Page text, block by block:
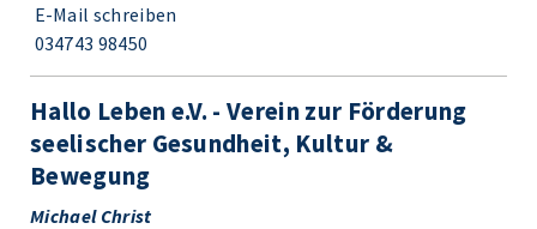
E-Mail schreiben
034743 98450
Hallo Leben e.V. - Verein zur Förderung
seelischer Gesundheit, Kultur &
Bewegung
Michael Christ